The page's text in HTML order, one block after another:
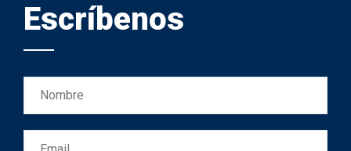
Escríbenos